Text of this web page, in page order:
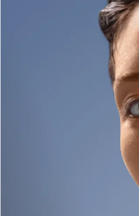
FAQ™ Pure
BREAKING
issa™ Teeth